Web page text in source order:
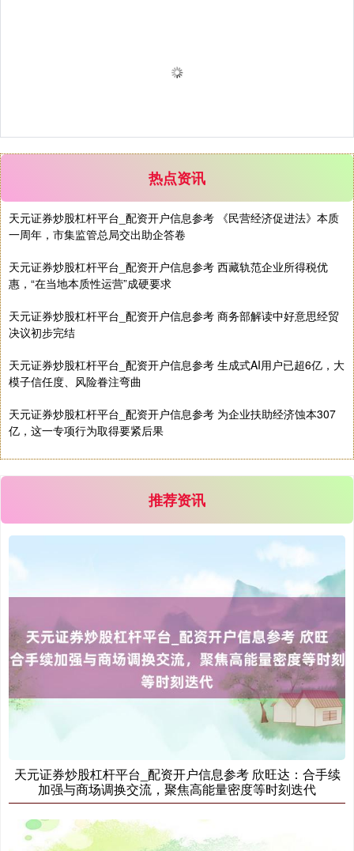
热点资讯
天元证券炒股杠杆平台_配资开户信息参考 《民营经济促进法》本质
一周年，市集监管总局交出助企答卷
天元证券炒股杠杆平台_配资开户信息参考 西藏轨范企业所得税优
惠，“在当地本质性运营”成硬要求
天元证券炒股杠杆平台_配资开户信息参考 商务部解读中好意思经贸
决议初步完结
天元证券炒股杠杆平台_配资开户信息参考 生成式AI用户已超6亿，大
模子信任度、风险眷注弯曲
天元证券炒股杠杆平台_配资开户信息参考 为企业扶助经济蚀本307
亿，这一专项行为取得要紧后果
推荐资讯
天元证券炒股杠杆平台_配资开户信息参考 欣旺达：合手续
加强与商场调换交流，聚焦高能量密度等时刻迭代